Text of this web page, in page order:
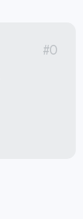
#0